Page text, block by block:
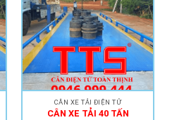
Add to
Wishlist
CÂN XE TẢI ĐIỆN TỬ
CÂN XE TẢI 40 TẤN